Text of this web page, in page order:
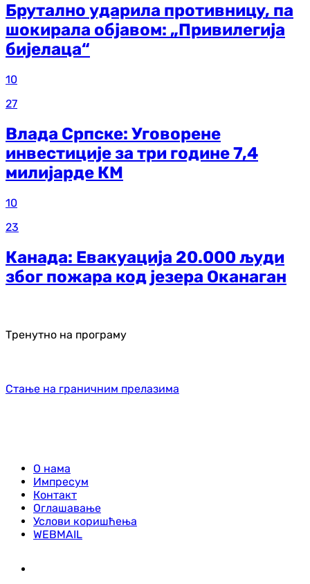
Брутално ударила противницу, па
шокирала објавом: „Привилегија
бијелаца“
10
27
Влада Српске: Уговорене
инвестиције за три године 7,4
милијарде КМ
10
23
Канада: Евакуација 20.000 људи
због пожара код језера Оканаган
Тренутно на програму
Стање на граничним прелазима
О нама
Импресум
Контакт
Оглашавање
Услови коришћења
WEBMAIL